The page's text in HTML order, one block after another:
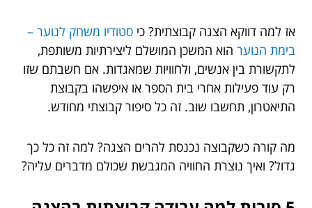
אז למה דווקא הצגה קבוצתית? כי סטודיו משחק לנוער –
בימת הנוער הוא המשכן המושלם ליצירתיות משותפת,
לתקשורת בין אנשים, ולחוויות שמאגדות. אם חשבתם שזו
רק עוד פעילות אחרי בית הספר או איפשהו בקבוצת
התיאטרון, תחשבו שוב. זה כל סיפור קבוצתי מחודש.
מה קורה כשקבוצה נכנסת להרים הצגה? למה זה כל כך
גדול? ואיך נוצרת החוויה המגבשת שכולם מדברים עליה?